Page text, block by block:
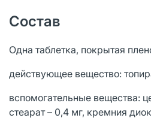
Состав
Одна таблетка, покрытая
действующее вещество:
вспомогательные вещества:
стеарат – 0,4 мг, кремния